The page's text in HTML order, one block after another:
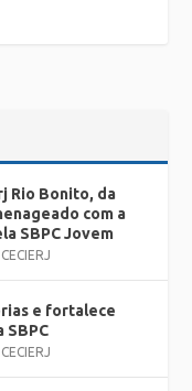
Rio Bonito, da
com a
SBPC Jovem
e fortalece